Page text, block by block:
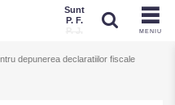
MENIU
Sunt
P. F.
P. J.
depunerea declaratiilor fiscale